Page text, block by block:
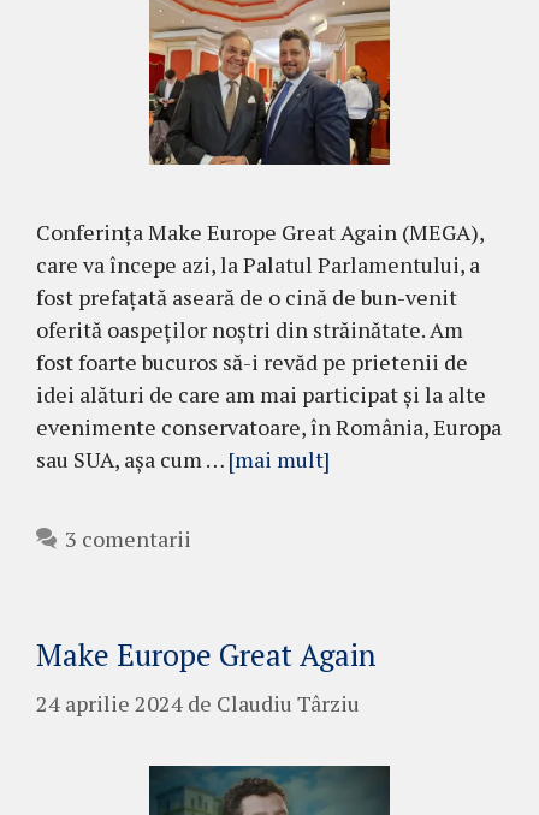
Conferința Make Europe Great Again (MEGA),
care va începe azi, la Palatul Parlamentului, a
fost prefațată aseară de o cină de bun-venit
oferită oaspeților noștri din străinătate. Am
fost foarte bucuros să-i revăd pe prietenii de
idei alături de care am mai participat și la alte
evenimente conservatoare, în România, Europa
sau SUA, așa cum … [mai mult]
3 comentarii
Make Europe Great Again
24 aprilie 2024 de Claudiu Târziu